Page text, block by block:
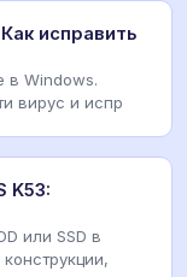
исправить
Windows.
вирус и испр
K53:
или SSD в